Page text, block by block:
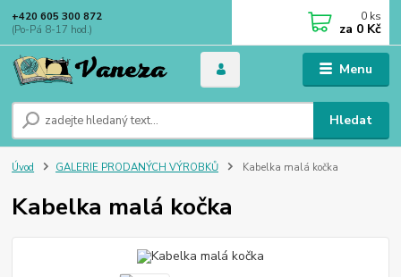
Menu
Hledat
+420 605 300 872
(Po-Pá 8-17 hod.)
0 ks
za 0 Kč
Úvod GALERIE PRODANÝCH VÝROBKŮ Kabelka malá kočka
Kabelka malá kočka